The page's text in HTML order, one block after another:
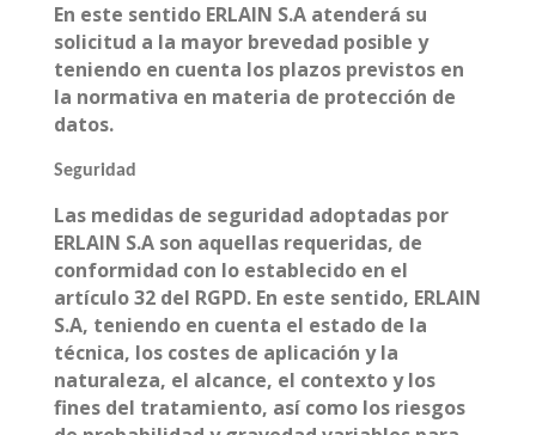
En este sentido ERLAIN S.A atenderá su
solicitud a la mayor brevedad posible y
teniendo en cuenta los plazos previstos en
la normativa en materia de protección de
datos.
Seguridad
Las medidas de seguridad adoptadas por
ERLAIN S.A son aquellas requeridas, de
conformidad con lo establecido en el
artículo 32 del RGPD. En este sentido, ERLAIN
S.A, teniendo en cuenta el estado de la
técnica, los costes de aplicación y la
naturaleza, el alcance, el contexto y los
fines del tratamiento, así como los riesgos